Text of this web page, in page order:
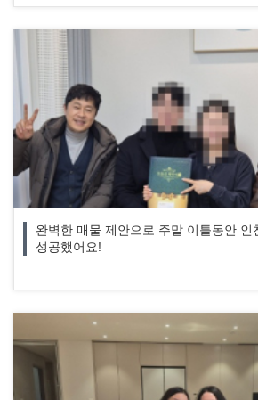
완벽한 매물 제안으로 주말 이틀동안 인
성공했어요!